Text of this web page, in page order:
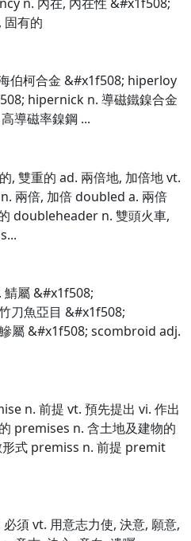
有的
伯柯合金 &#x1f508; hiperloy
hipernick n. 導磁鐵鎳合金
導磁率鎳鋼 ...
, 雙重的 ad. 兩倍地, 加倍地 vt.
兩倍, 加倍 doubled a. 兩倍
doubleheader n. 雙頭火車,
屬 &#x1f508;
刀魚亞目 &#x1f508;
屬 &#x1f508; scombroid adj.
n. 前提 vt. 預先提出 vi. 作出
premises n. 含土地及建物的
式 premiss n. 前提 premit
須 vt. 用意志力使, 決意, 願意,